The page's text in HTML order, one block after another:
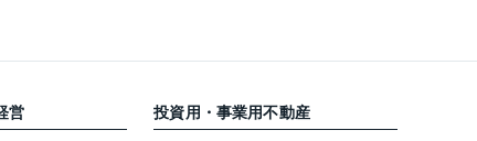
営 投資用・事業用不動産